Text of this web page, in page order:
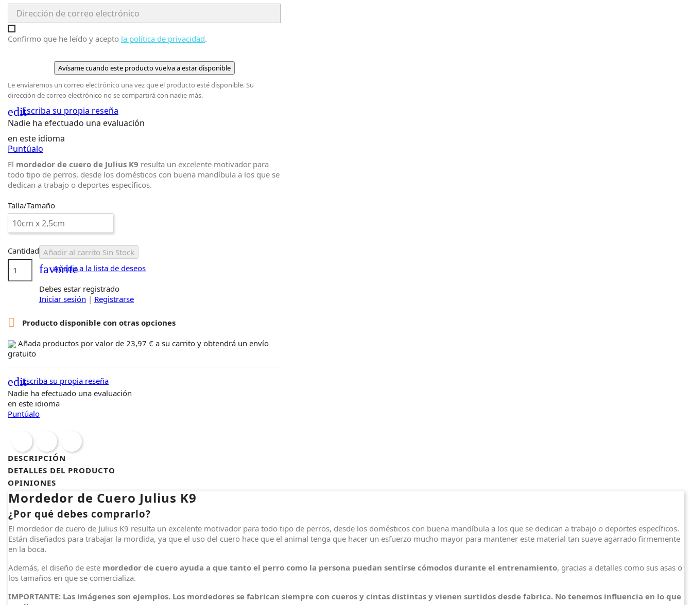
Confirmo que he leído y acepto la política de privacidad.
Avísame cuando este producto vuelva a estar disponible
Le enviaremos un correo electrónico una vez que el producto esté disponible. Su
dirección de correo electrónico no se compartirá con nadie más.
editEscriba su propia reseña
Nadie ha efectuado una evaluación
en este idioma
Puntúalo
El mordedor de cuero de Julius K9 resulta un excelente motivador para
todo tipo de perros, desde los domésticos con buena mandíbula a los que se
dedican a trabajo o deportes específicos.
Talla/Tamaño
Cantidad Añadir al carrito Sin Stock
favorite
Añadir a la lista de deseos
Debes estar registrado
Iniciar sesión | Registrarse

Producto disponible con otras opciones
Añada productos por valor de 23,97 € a su carrito y obtendrá un envío
gratuito
editEscriba su propia reseña
Nadie ha efectuado una evaluación
en este idioma
Puntúalo
DESCRIPCIÓN
DETALLES DEL PRODUCTO
OPINIONES
Mordedor de Cuero Julius K9
¿Por qué debes comprarlo?
El mordedor de cuero de Julius K9 resulta un excelente motivador para todo tipo de perros, desde los domésticos con buena mandíbula a los que se dedican a trabajo o deportes específicos.
Están diseñados para trabajar la mordida, ya que el uso del cuero hace que el animal tenga que hacer un esfuerzo mucho mayor para mantener este material tan suave agarrado firmemente
en la boca.
Además, el diseño de este mordedor de cuero ayuda a que tanto el perro como la persona puedan sentirse cómodos durante el entrenamiento, gracias a detalles como sus asas o
los tamaños en que se comercializa.
IMPORTANTE: Las imágenes son ejemplos. Los mordedores se fabrican siempre con cueros y cintas distintas y vienen surtidos desde fabrica. No tenemos influencia en lo que